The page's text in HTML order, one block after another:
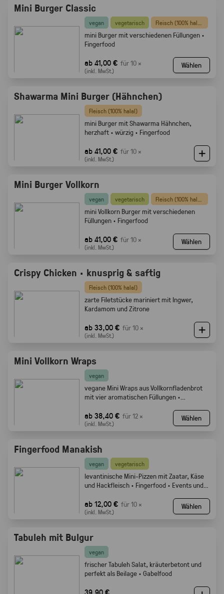
Mini Burger Classic
vegan vegetarisch
mini Burger mit verschiedenen Füllungen ·
Fingerfood
ab 41,00 € für 10 ×
(inkl. MwSt.)
Wählen
Shawarma Mini Burger (Hähnchen)
Fleisch (100% halal)
mini Burger mit Shawarma Hähnchen,
herzhaft · würzig · Fingerfood
ab 41,00 € für 10 ×
(inkl. MwSt.)
Mini Burger Vollkorn
vegan vegetarisch
mini Vollkorn Burger mit verschiedenen
Füllungen · Fingerfood
ab 41,00 € für 10 ×
(inkl. MwSt.)
Wählen
Crispy Chicken · knusprig & saftig
Fleisch (100% halal)
zarte Filetstücke mariniert mit Ingwer,
Kardamom und Zitrone
ab 33,00 € für 10 ×
(inkl. MwSt.)
Mini Vollkorn Wraps
vegan
vegane Mini Wraps aus Vollkornfladenbrot
mit vier aromatischen Füllungen ·
ab 38,40 € für 12 ×
(inkl. MwSt.)
Wählen
Fingerfood Manakish
vegan vegetarisch
levantinische Mini-Pizzen mit Zaatar, Käse
und Hackfleisch · Fingerfood · Events und
ab 12,00 € für 10 ×
(inkl. MwSt.)
Wählen
Tabuleh mit Bulgur
vegan
frischer Tabuleh Salat, kräuterbetont und
perfekt als Beilage · Gabelfood
39,90 €